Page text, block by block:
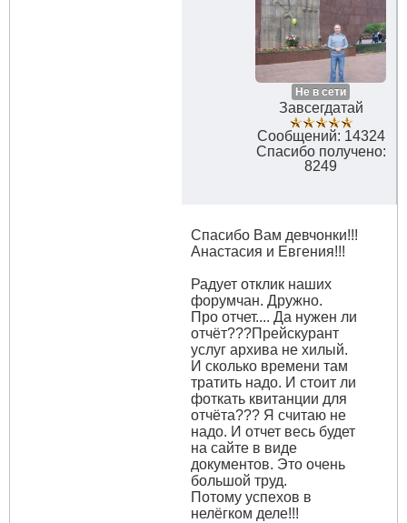
Не в сети
Завсегдатай
Сообщений: 14324
Спасибо получено:
8249
Спасибо Вам девчонки!!!
Анастасия и Евгения!!!
Радует отклик наших
форумчан. Дружно.
Про отчет.... Да нужен ли
отчёт???Прейскурант
услуг архива не хилый.
И сколько времени там
тратить надо. И стоит ли
фоткать квитанции для
отчёта??? Я считаю не
надо. И отчет весь будет
на сайте в виде
документов. Это очень
большой труд.
Потому успехов в
нелёгком деле!!!